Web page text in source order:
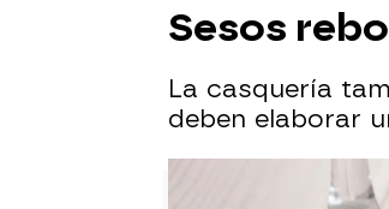
Sesos
La casquería
deben elaborar